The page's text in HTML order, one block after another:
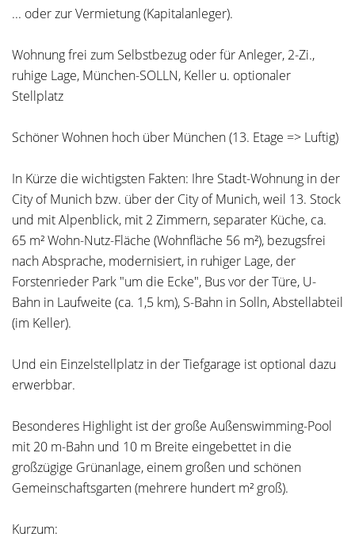
... oder zur Vermietung (Kapitalanleger).
Wohnung frei zum Selbstbezug oder für Anleger, 2-Zi.,
ruhige Lage, München-SOLLN, Keller u. optionaler
Stellplatz
Schöner Wohnen hoch über München (13. Etage => Luftig)
In Kürze die wichtigsten Fakten: Ihre Stadt-Wohnung in der
City of Munich bzw. über der City of Munich, weil 13. Stock
und mit Alpenblick, mit 2 Zimmern, separater Küche, ca.
65 m² Wohn-Nutz-Fläche (Wohnfläche 56 m²), bezugsfrei
nach Absprache, modernisiert, in ruhiger Lage, der
Forstenrieder Park "um die Ecke", Bus vor der Türe, U-
Bahn in Laufweite (ca. 1,5 km), S-Bahn in Solln, Abstellabteil
(im Keller).
Und ein Einzelstellplatz in der Tiefgarage ist optional dazu
erwerbbar.
Besonderes Highlight ist der große Außenswimming-Pool
mit 20 m-Bahn und 10 m Breite eingebettet in die
großzügige Grünanlage, einem großen und schönen
Gemeinschaftsgarten (mehrere hundert m² groß).
Kurzum: